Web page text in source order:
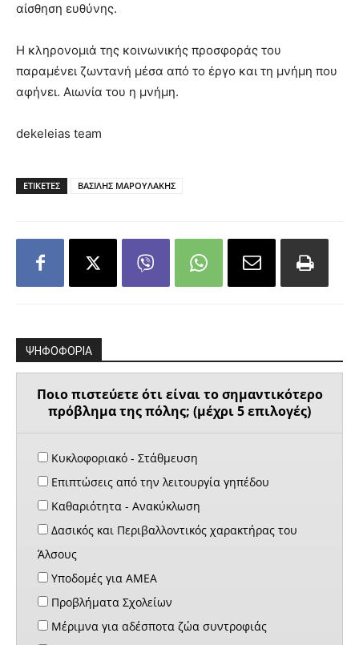
αίσθηση ευθύνης.
Η κληρονομιά της κοινωνικής προσφοράς του
παραμένει ζωντανή μέσα από το έργο και τη μνήμη που
αφήνει. Αιωνία του η μνήμη.
dekeleias team
ΕΤΙΚΕΤΕΣ ΒΑΣΙΛΗΣ ΜΑΡΟΥΛΑΚΗΣ
ΨΗΦΟΦΟΡΙΑ
Ποιο πιστεύετε ότι είναι το σημαντικότερο
πρόβλημα της πόλης; (μέχρι 5 επιλογές)
Κυκλοφοριακό - Στάθμευση
Επιπτώσεις από την λειτουργία γηπέδου
Καθαριότητα - Ανακύκλωση
Δασικός και Περιβαλλοντικός χαρακτήρας του
Άλσους
Υποδομές για ΑΜΕΑ
Προβλήματα Σχολείων
Μέριμνα για αδέσποτα ζώα συντροφιάς